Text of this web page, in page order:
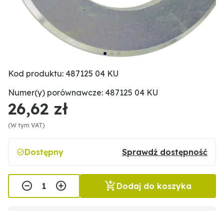
Kod produktu: 487125 04 KU
Numer(y) porównawcze: 487125 04 KU
26,62 zł
(W tym VAT)
Dostępny Sprawdź dostępność
Dodaj do koszyka